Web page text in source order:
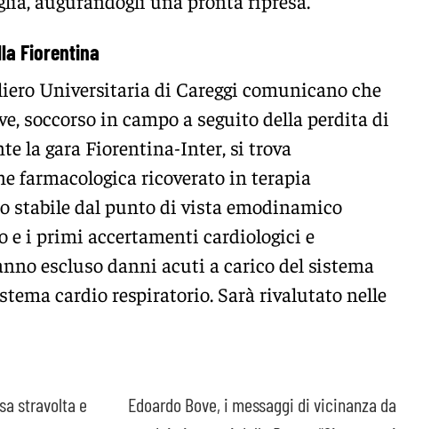
Fiorentina
Universitaria di Careggi comunicano che
soccorso in campo a seguito della perdita di
la gara Fiorentina-Inter, si trova
farmacologica ricoverato in terapia
stabile dal punto di vista emodinamico
e i primi accertamenti cardiologici e
escluso danni acuti a carico del sistema
cardio respiratorio. Sarà rivalutato nelle
stravolta e
Edoardo Bove, i messaggi di vicinanza da